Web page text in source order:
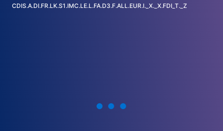
CDIS.A.DI.FR.LK.S1.IMC.LE.L.FA.D3.F.ALL.EUR.I._X._X.FDI_T._Z